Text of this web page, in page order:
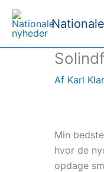
Af Karl
Min
hvor de
opdage